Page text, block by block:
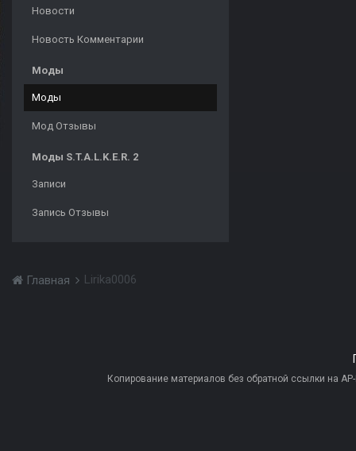
Новости
Новость Комментарии
Моды
Моды
Мод Отзывы
Моды S.T.A.L.K.E.R. 2
Записи
Запись Отзывы
Главная Lirika0006
Копирование материалов без обратной ссылки на